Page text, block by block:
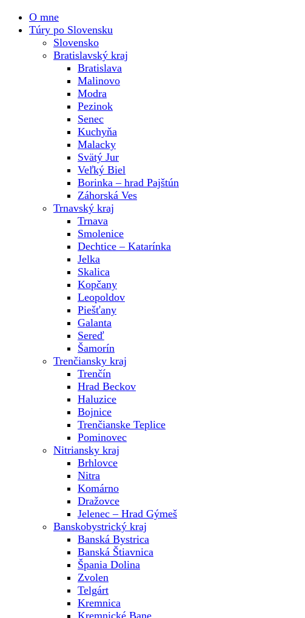
O mne
Túry po Slovensku
Slovensko
Bratislavský kraj
Bratislava
Malinovo
Modra
Pezinok
Senec
Kuchyňa
Malacky
Svätý Jur
Veľký Biel
Borinka – hrad Pajštún
Záhorská Ves
Trnavský kraj
Trnava
Smolenice
Dechtice – Katarínka
Jelka
Skalica
Kopčany
Leopoldov
Piešťany
Galanta
Sereď
Šamorín
Trenčiansky kraj
Trenčín
Hrad Beckov
Haluzice
Bojnice
Trenčianske Teplice
Pominovec
Nitriansky kraj
Brhlovce
Nitra
Komárno
Dražovce
Jelenec – Hrad Gýmeš
Banskobystrický kraj
Banská Bystrica
Banská Štiavnica
Špania Dolina
Zvolen
Telgárt
Kremnica
Kremnické Bane